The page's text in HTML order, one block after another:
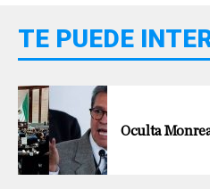
TE PUEDE
Oculta